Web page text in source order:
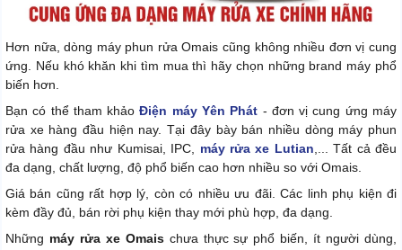
Hơn nữa, dòng máy phun rửa Omais cũng không nhiều đơn vị cung
ứng. Nếu khó khăn khi tìm mua thì hãy chọn những brand máy phổ
biến hơn.
Bạn có thể tham khảoĐiện máy Yên Phát - đơn vị cung ứng máy
rửa xe hàng đầu hiện nay. Tại đây bày bán nhiều dòng máy phun
rửa hàng đầu như Kumisai, IPC, máy rửa xe Lutian ,... Tất cả đều
đa dạng, chất lượng, độ phổ biến cao hơn nhiều so với Omais.
Giá bán cũng rất hợp lý, còn có nhiều ưu đãi. Các linh phụ kiện đi
kèm đầy đủ, bán rời phụ kiện thay mới phù hợp, đa dạng.
Những máy rửa xe Omaischưa thực sự phổ biến, ít người dùng,